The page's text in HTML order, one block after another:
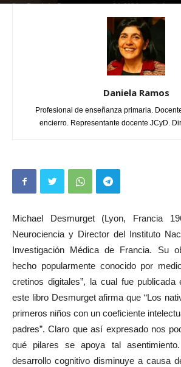
Por Daniela Ramos - enero 24, 2026 0
Daniela Ramos
Profesional de enseñanza primaria.
encierro. Representante docente JCyD.
Michael Desmurget (Lyon, Francia
Neurociencia y Director del Instituto
Investigación Médica de Francia. Su
hecho popularmente conocido por
cretinos digitales”, la cual fue
este libro Desmurget afirma que “Los
primeros niños con un coeficiente
padres”. Claro que así expresado nos
qué pilares se apoya tal
desarrollo cognitivo disminuye a causa